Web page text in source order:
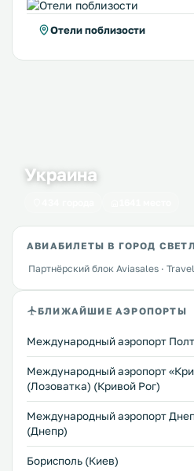
Отели поблизости
Украина
АВИАБИЛЕТЫ В ГОРОД
Партнёрский блок Aviasales ·
БЛИЖАЙШИЕ АЭРОПОРТЫ
Международный аэропорт
Международный аэропорт
(Лозоватка) (Кривой Рог)
Международный аэропорт
(Днепр)
Борисполь (Киев)